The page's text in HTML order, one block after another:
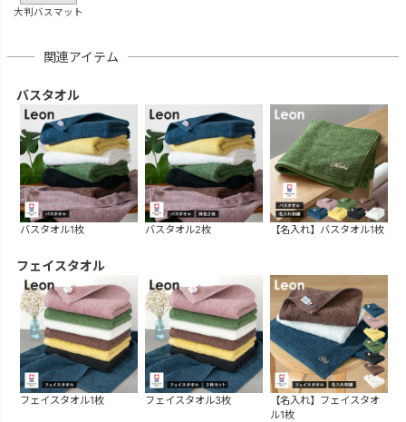
大判バスマット
関連アイテム
バスタオル
バスタオル1枚 バスタオル2枚 【名入れ】バスタオル1枚
フェイスタオル
フェイスタオル1枚 フェイスタオル3枚
【名入れ】フェイスタオ
ル1枚